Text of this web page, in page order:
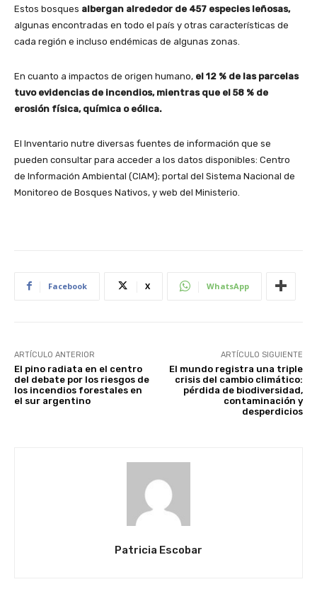
Estos bosques albergan alrededor de 457 especies leñosas,
algunas encontradas en todo el país y otras características de
cada región e incluso endémicas de algunas zonas.
En cuanto a impactos de origen humano, el 12 % de las parcelas
tuvo evidencias de incendios, mientras que el 58 % de
erosión física, química o eólica.
El Inventario nutre diversas fuentes de información que se
pueden consultar para acceder a los datos disponibles: Centro
de Información Ambiental (CIAM); portal del Sistema Nacional de
Monitoreo de Bosques Nativos, y web del Ministerio.
Facebook X WhatsApp
ARTÍCULO ANTERIOR
El pino radiata en el centro
del debate por los riesgos de
los incendios forestales en
el sur argentino
ARTÍCULO SIGUIENTE
El mundo registra una triple
crisis del cambio climático:
pérdida de biodiversidad,
contaminación y
desperdicios
Patricia Escobar